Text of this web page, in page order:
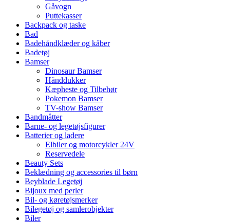
Gåvogn
Puttekasser
Backpack og taske
Bad
Badehåndklæder og kåber
Badetøj
Bamser
Dinosaur Bamser
Hånddukker
Kæpheste og Tilbehør
Pokemon Bamser
TV-show Bamser
Bandmåtter
Barne- og legetøjsfigurer
Batterier og ladere
Elbiler og motorcykler 24V
Reservedele
Beauty Sets
Beklædning og accessories til børn
Beyblade Legetøj
Bijoux med perler
Bil- og køretøjsmerker
Bilegetøj og samlerobjekter
Biler